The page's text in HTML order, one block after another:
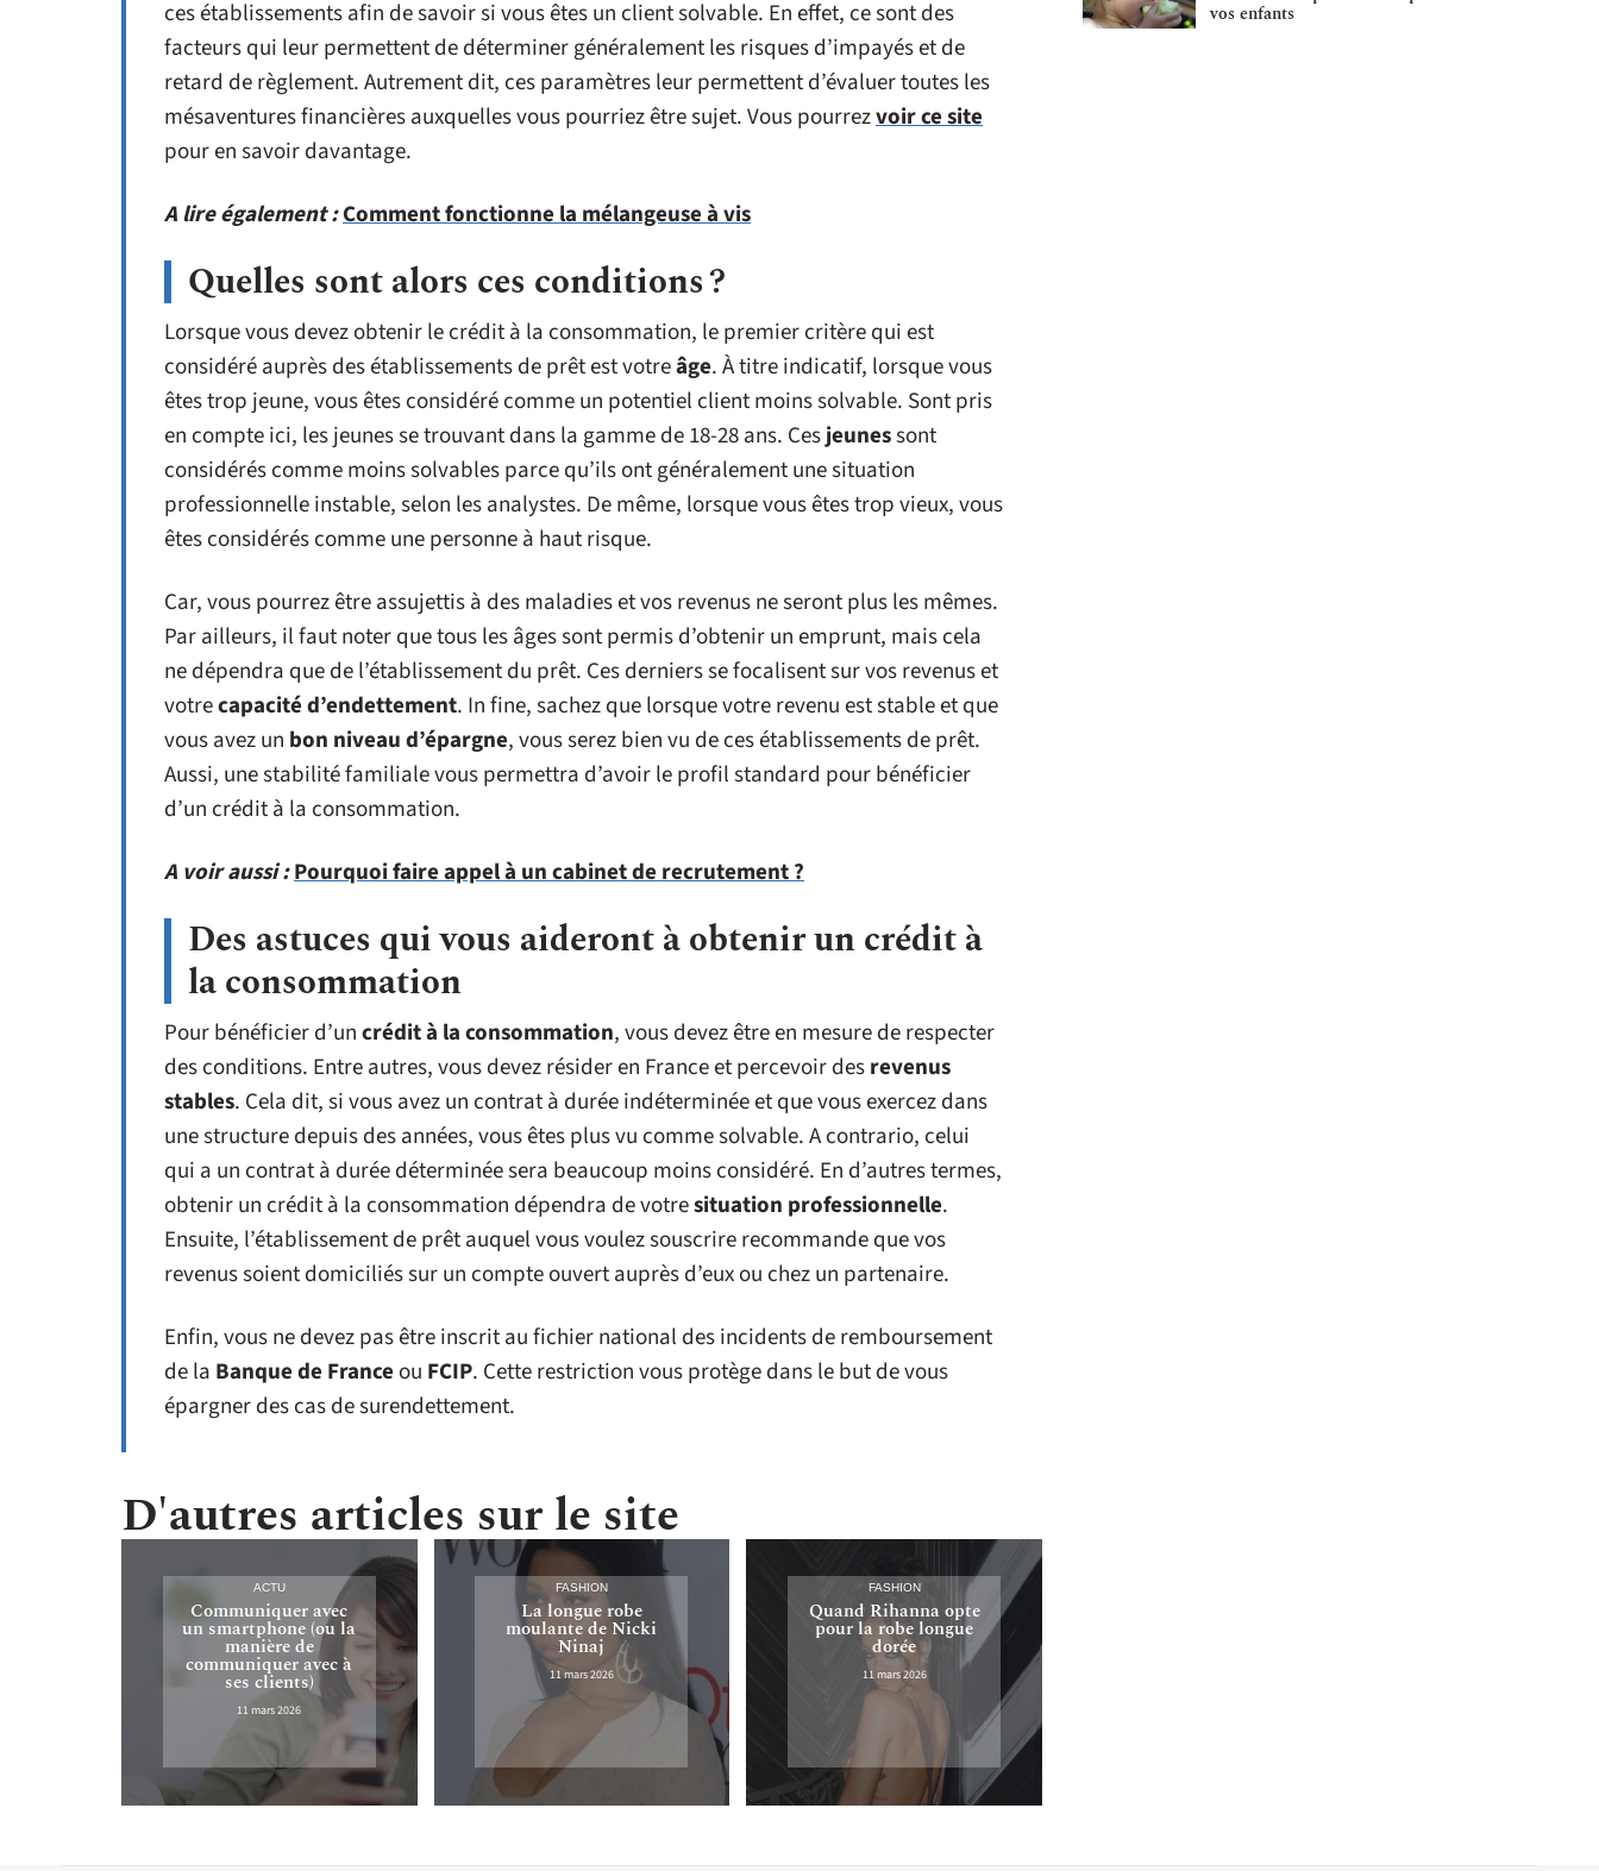
ces établissements afin de savoir si vous êtes un client solvable. En effet, ce sont des
facteurs qui leur permettent de déterminer généralement les risques d’impayés et de
retard de règlement. Autrement dit, ces paramètres leur permettent d’évaluer toutes les
mésaventures financières auxquelles vous pourriez être sujet. Vous pourrezvoir ce site
pour en savoir davantage.
A lire également :Comment fonctionne la mélangeuse à vis
Quelles sont alors ces conditions ?
Lorsque vous devez obtenir le crédit à la consommation, le premier critère qui est
considéré auprès des établissements de prêt est votreâge. À titre indicatif, lorsque vous
êtes trop jeune, vous êtes considéré comme un potentiel client moins solvable. Sont pris
en compte ici, les jeunes se trouvant dans la gamme de 18-28 ans. Cesjeunessont
considérés comme moins solvables parce qu’ils ont généralement une situation
professionnelle instable, selon les analystes. De même, lorsque vous êtes trop vieux, vous
êtes considérés comme une personne à haut risque.
Car, vous pourrez être assujettis à des maladies et vos revenus ne seront plus les mêmes.
Par ailleurs, il faut noter que tous les âges sont permis d’obtenir un emprunt, mais cela
ne dépendra que de l’établissement du prêt. Ces derniers se focalisent sur vos revenus et
votrecapacité d’endettement. In fine, sachez que lorsque votre revenu est stable et que
vous avez un bon niveau d’épargne, vous serez bien vu de ces établissements de prêt.
Aussi, une stabilité familiale vous permettra d’avoir le profil standard pour bénéficier
d’un crédit à la consommation.
A voir aussi :Pourquoi faire appel à un cabinet de recrutement ?
Des astuces qui vous aideront à obtenir un crédit à
la consommation
Pour bénéficier d’uncrédit à la consommation, vous devez être en mesure de respecter
des conditions. Entre autres, vous devez résider en France et percevoir desrevenus
stables. Cela dit, si vous avez un contrat à durée indéterminée et que vous exercez dans
une structure depuis des années, vous êtes plus vu comme solvable. A contrario, celui
qui a un contrat à durée déterminée sera beaucoup moins considéré. En d’autres termes,
obtenir un crédit à la consommation dépendra de votresituation professionnelle.
Ensuite, l’établissement de prêt auquel vous voulez souscrire recommande que vos
revenus soient domiciliés sur un compte ouvert auprès d’eux ou chez un partenaire.
Enfin, vous ne devez pas être inscrit au fichier national des incidents de remboursement
de la Banque de France ou FCIP. Cette restriction vous protège dans le but de vous
épargner des cas de surendettement.
D'autres articles sur le site
ACTU
Communiquer avec
un smartphone (ou la
manière de
communiquer avec à
ses clients)
11 mars 2026
FASHION
La longue robe
moulante de Nicki
Ninaj
11 mars 2026
FASHION
Quand Rihanna opte
pour la robe longue
dorée
11 mars 2026
vos enfants